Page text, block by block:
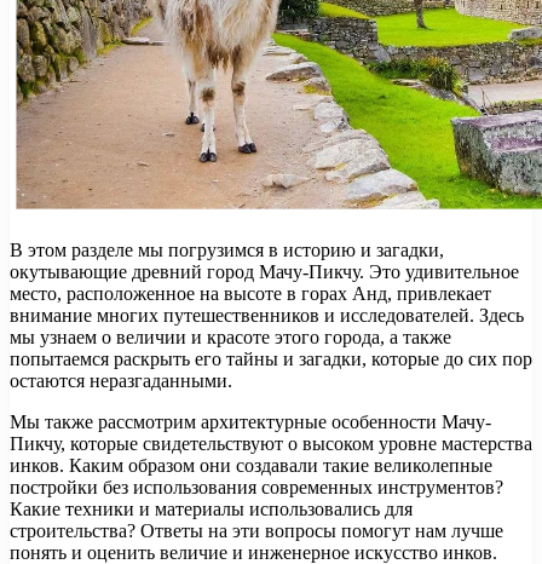
В этом разделе мы погрузимся в историю и загадки,
окутывающие древний город Мачу-Пикчу. Это удивительное
место, расположенное на высоте в горах Анд, привлекает
внимание многих путешественников и исследователей. Здесь
мы узнаем о величии и красоте этого города, а также
попытаемся раскрыть его тайны и загадки, которые до сих пор
остаются неразгаданными.
Мы также рассмотрим архитектурные особенности Мачу-
Пикчу, которые свидетельствуют о высоком уровне мастерства
инков. Каким образом они создавали такие великолепные
постройки без использования современных инструментов?
Какие техники и материалы использовались для
строительства? Ответы на эти вопросы помогут нам лучше
понять и оценить величие и инженерное искусство инков.